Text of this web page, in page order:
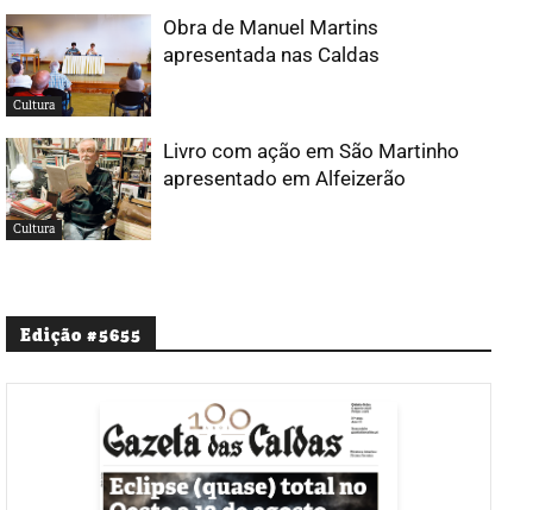
Cultura
Obra de Manuel Martins
apresentada nas Caldas
Cultura
Livro com ação em São Martinho
apresentado em Alfeizerão
Edição #5655